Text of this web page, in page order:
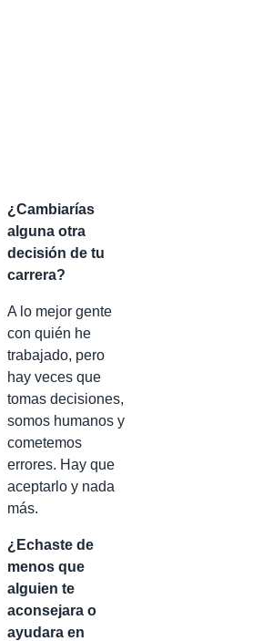
¿Cambiarías
alguna otra
decisión de tu
carrera?
A lo mejor gente
con quién he
trabajado, pero
hay veces que
tomas decisiones,
somos humanos y
cometemos
errores. Hay que
aceptarlo y nada
más.
¿Echaste de
menos que
alguien te
aconsejara o
ayudara en